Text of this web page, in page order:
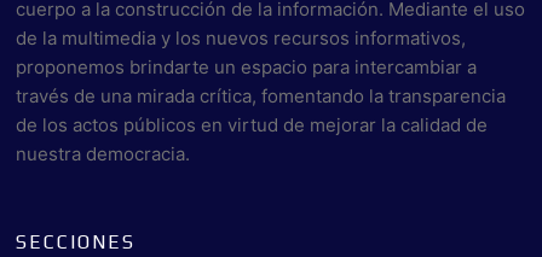
cuerpo a la construcción de la información. Mediante el uso
de la multimedia y los nuevos recursos informativos,
proponemos brindarte un espacio para intercambiar a
través de una mirada crítica, fomentando la transparencia
de los actos públicos en virtud de mejorar la calidad de
nuestra democracia.
SECCIONES